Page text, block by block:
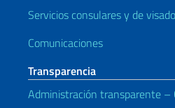
Servicios consulares y de
Comunicaciones
Transparencia
Administración transparente –